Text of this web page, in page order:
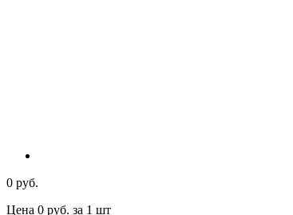
0 руб.
Цена 0 руб. за 1 шт